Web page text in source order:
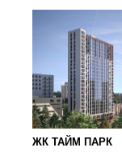
ЖК ТАЙМ ПАРК